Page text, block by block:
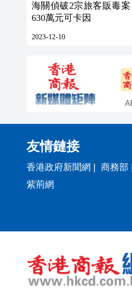
海關偵破2宗旅客販毒
630萬元可卡因
2023-12-10
友情鏈接
香港政府新聞網 商務部
紫荊網